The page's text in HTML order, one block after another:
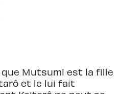
Mutsumi est la fille
et le lui fait